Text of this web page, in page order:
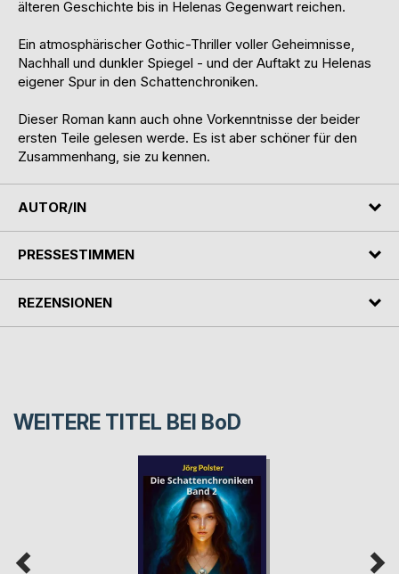
älteren Geschichte bis in Helenas Gegenwart reichen.
Ein atmosphärischer Gothic-Thriller voller Geheimnisse,
Nachhall und dunkler Spiegel - und der Auftakt zu Helenas
eigener Spur in den Schattenchroniken.
Dieser Roman kann auch ohne Vorkenntnisse der beider
ersten Teile gelesen werde. Es ist aber schöner für den
Zusammenhang, sie zu kennen.
AUTOR/IN
PRESSESTIMMEN
REZENSIONEN
WEITERE TITEL BEI BoD